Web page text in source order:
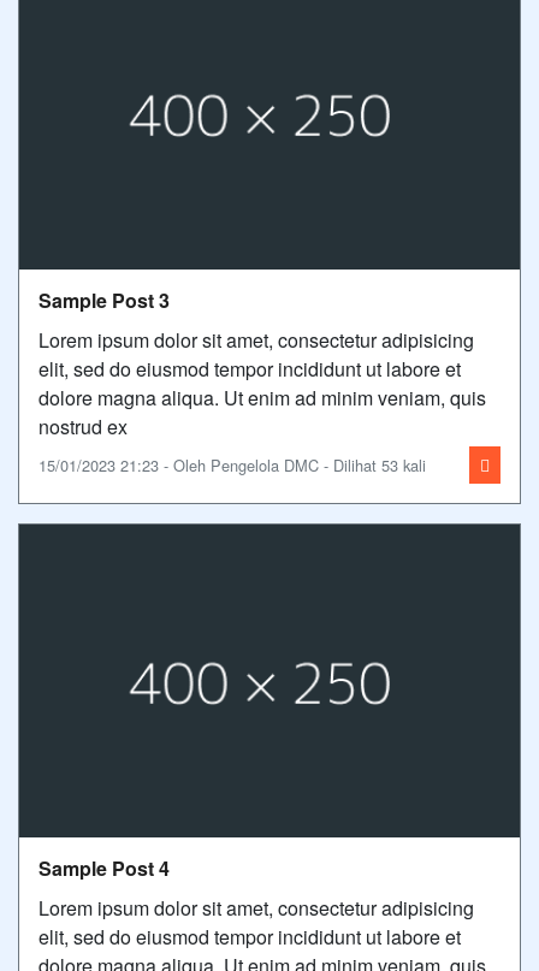
Sample Post 3
Lorem ipsum dolor sit amet, consectetur adipisicing
elit, sed do eiusmod tempor incididunt ut labore et
dolore magna aliqua. Ut enim ad minim veniam, quis
nostrud ex
15/01/2023 21:23 - Oleh Pengelola DMC - Dilihat 53 kali
Sample Post 4
Lorem ipsum dolor sit amet, consectetur adipisicing
elit, sed do eiusmod tempor incididunt ut labore et